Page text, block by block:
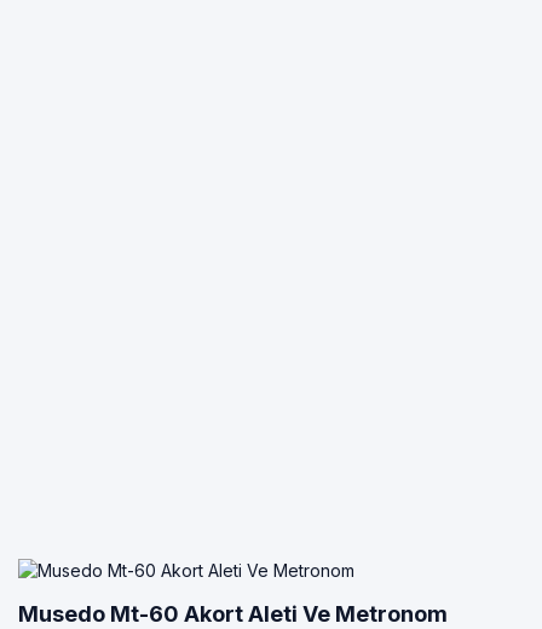
Musedo Mt-60 Akort Aleti Ve Metronom